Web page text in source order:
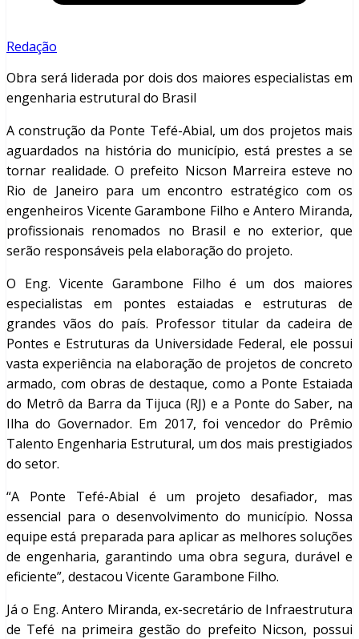
Redação
Obra será liderada por dois dos maiores especialistas em
engenharia estrutural do Brasil
A construção da Ponte Tefé-Abial, um dos projetos mais
aguardados na história do município, está prestes a se
tornar realidade. O prefeito Nicson Marreira esteve no
Rio de Janeiro para um encontro estratégico com os
engenheiros Vicente Garambone Filho e Antero Miranda,
profissionais renomados no Brasil e no exterior, que
serão responsáveis pela elaboração do projeto.
O Eng. Vicente Garambone Filho é um dos maiores
especialistas em pontes estaiadas e estruturas de
grandes vãos do país. Professor titular da cadeira de
Pontes e Estruturas da Universidade Federal, ele possui
vasta experiência na elaboração de projetos de concreto
armado, com obras de destaque, como a Ponte Estaiada
do Metrô da Barra da Tijuca (RJ) e a Ponte do Saber, na
Ilha do Governador. Em 2017, foi vencedor do Prêmio
Talento Engenharia Estrutural, um dos mais prestigiados
do setor.
“A Ponte Tefé-Abial é um projeto desafiador, mas
essencial para o desenvolvimento do município. Nossa
equipe está preparada para aplicar as melhores soluções
de engenharia, garantindo uma obra segura, durável e
eficiente”, destacou Vicente Garambone Filho.
Já o Eng. Antero Miranda, ex-secretário de Infraestrutura
de Tefé na primeira gestão do prefeito Nicson, possui